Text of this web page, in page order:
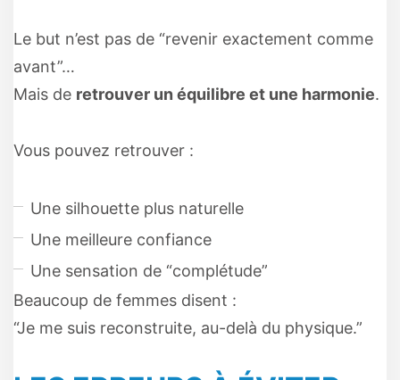
Le but n’est pas de “revenir exactement comme
avant”…
Mais de retrouver un équilibre et une harmonie.
Vous pouvez retrouver :
Une silhouette plus naturelle
Une meilleure confiance
Une sensation de “complétude”
Beaucoup de femmes disent :
“Je me suis reconstruite, au-delà du physique.”